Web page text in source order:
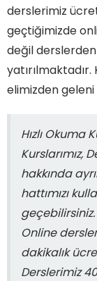
derslerimiz
geçtiğimizde
değil
elimizden
Hızlı Okuma
Kurslarımız,
hakkında
hattımızı
geçebilirsiniz.
Online
dakikalık
Derslerimiz